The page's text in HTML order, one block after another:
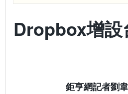
Dropbox增設
鉅亨網記者劉